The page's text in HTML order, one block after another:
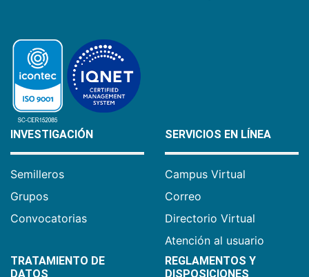
INVESTIGACIÓN
Semilleros
Grupos
Convocatorias
SERVICIOS EN LÍNEA
Campus Virtual
Correo
Directorio Virtual
Atención al usuario
TRATAMIENTO DE
DATOS
REGLAMENTOS Y
DISPOSICIONES